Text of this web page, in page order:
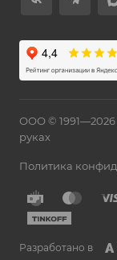
ООО © 1991—2026
руках
Политика
Разработано в